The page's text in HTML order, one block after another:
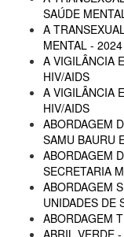
SAÚDE
A
MENTAL - 2024
A VIGILÂNCIA
HIV/AIDS
A VIGILÂNCIA
HIV/AIDS
ABORDAGEM
SAMU BAURU
ABORDAGEM
SECRETARIA
ABORDAGEM
UNIDADES DE
ABORDAGEM
ABRIL VERDE